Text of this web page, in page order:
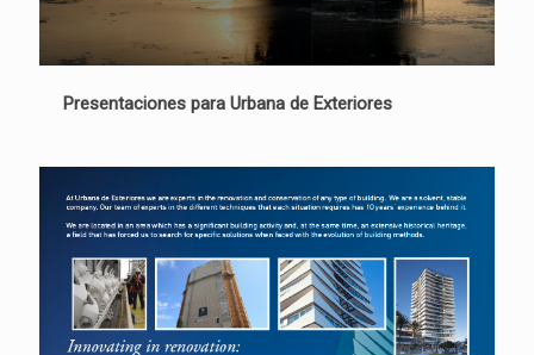
Presentaciones para Urbana de Exteriores